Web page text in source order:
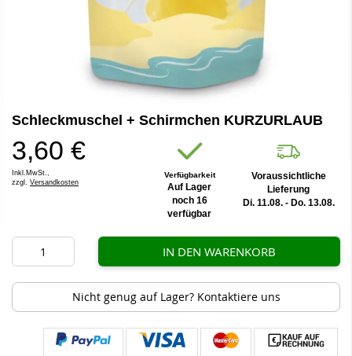
Anfang
Bildergalerie
springen
Schleckmuschel + Schirmchen KURZURLAUB
3,60 €
Inkl.MwSt.,
zzgl. Versandkosten
Verfügbarkeit
Auf Lager
noch 16
verfügbar
Voraussichtliche
Lieferung
Di. 11.08. - Do. 13.08.
IN DEN WARENKORB
Nicht genug auf Lager? Kontaktiere uns